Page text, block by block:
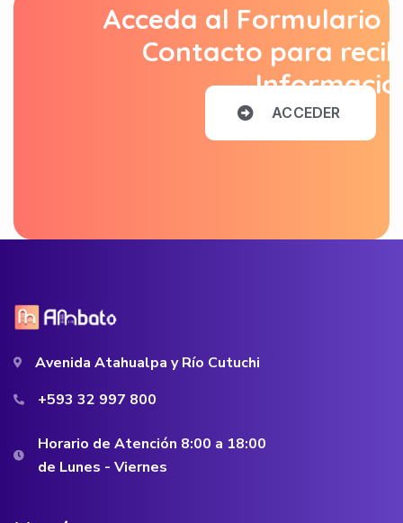
Acceda al Formulario
Contacto para
ACCEDER
Avenida Atahualpa y Río Cutuchi
+593 32 997 800
Horario de Atención 8:00 a 18:00
de Lunes - Viernes